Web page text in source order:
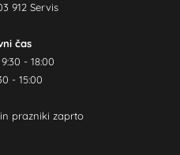
912 Servis
čas
- 18:00
- 15:00
prazniki zaprto